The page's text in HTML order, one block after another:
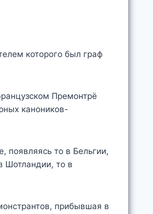
которого был граф
Премонтрё
каноников-
появляясь то в Бельгии,
Шотландии, то в
прибывшая в